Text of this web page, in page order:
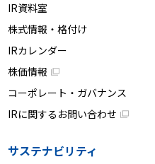
IR資料室
株式情報・格付け
IRカレンダー
株価情報
コーポレート・ガバナンス
IRに関するお問い合わせ
サステナビリティ